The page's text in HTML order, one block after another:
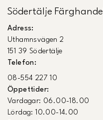
Södertälje Färghandel
Adress:
Uthamnsvägen 2
151 39 Södertälje
Telefon:
08-554 227 10
Öppettider:
Vardagar: 06.00-18.00
Lördag: 10.00-14.00